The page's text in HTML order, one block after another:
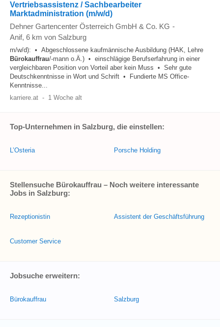
Vertriebsassistenz / Sachbearbeiter
Marktadministration (m/w/d)
Dehner Gartencenter Österreich GmbH & Co. KG -
Anif, 6 km von Salzburg
m/w/d): • Abgeschlossene kaufmännische Ausbildung (HAK, Lehre
Bürokauffrau/-mann o.Ä.) • einschlägige Berufserfahrung in einer
vergleichbaren Position von Vorteil aber kein Muss • Sehr gute
Deutschkenntnisse in Wort und Schrift • Fundierte MS Office-
Kenntnisse...
karriere.at - 1 Woche alt
Top-Unternehmen in Salzburg, die einstellen:
L’Osteria Porsche Holding
Stellensuche Bürokauffrau – Noch weitere interessante
Jobs in Salzburg:
Rezeptionistin
Customer Service
Assistent der Geschäftsführung
Jobsuche erweitern:
Bürokauffrau Salzburg